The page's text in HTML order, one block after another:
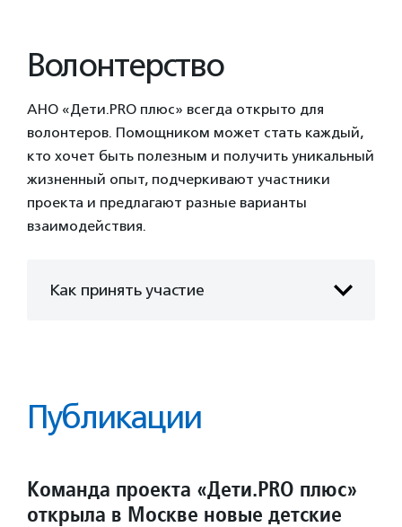
Волонтерство
АНО «Дети.PRO плюс» всегда открыто для
волонтеров. Помощником может стать каждый,
кто хочет быть полезным и получить уникальный
жизненный опыт, подчеркивают участники
проекта и предлагают разные варианты
взаимодействия.
Как принять участие
Публикации
Команда проекта «Дети.PRO плюс»
открыла в Москве новые детские